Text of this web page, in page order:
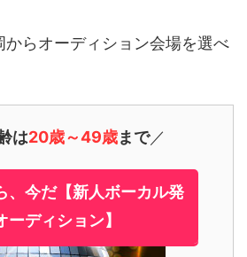
らオーディション会場を選べ
は20歳～49歳まで／
、今だ【新人ボーカル発
ーディション】